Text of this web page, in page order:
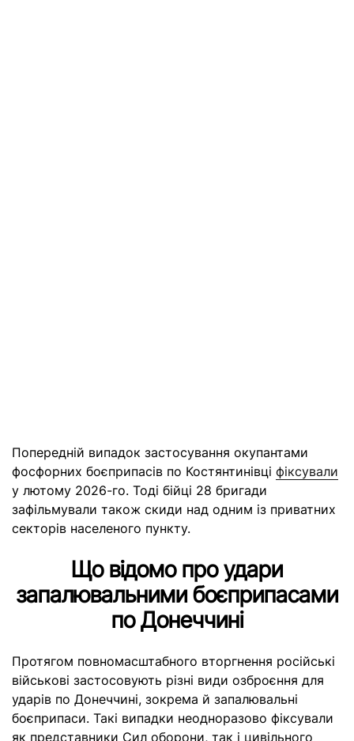
Попередній випадок застосування окупантами
фосфорних боєприпасів по Костянтинівці фіксували
у лютому 2026-го. Тоді бійці 28 бригади
зафільмували також скиди над одним із приватних
секторів населеного пункту.
Що відомо про удари
запалювальними боєприпасами
по Донеччині
Протягом повномасштабного вторгнення російські
військові застосовують різні види озброєння для
ударів по Донеччині, зокрема й запалювальні
боєприпаси. Такі випадки неодноразово фіксували
як представники Сил оборони, так і цивільного